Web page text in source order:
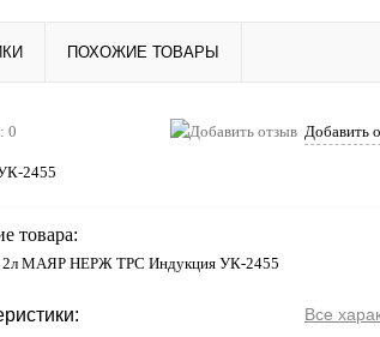
ПОХОЖИЕ ТОВАРЫ
0 Добавить
2455
товара:
2л МАЯР НЕРЖ ТРС Индукция УК-2455
Все